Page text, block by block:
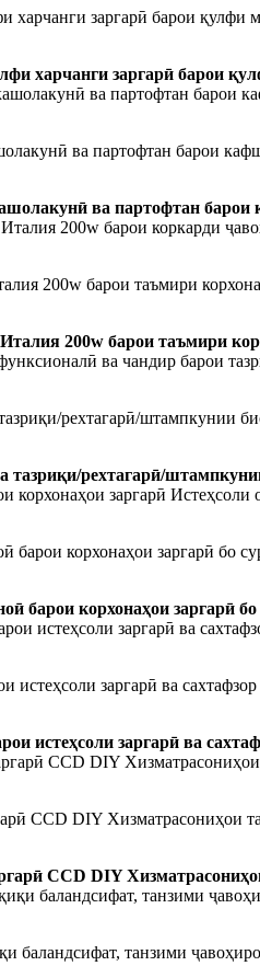
заргарӣ барои қулфи
харчанги заргарӣ барои
ва партофтан барои
ва партофтан барои
200w барои таъмири
200w барои таъмири
рехтагарӣ/штампкунии
тазриқи/рехтагарӣ/
барои корхонаҳои заргарӣ бо
барои корхонаҳои заргарӣ
истеҳсоли заргарӣ ва
истеҳсоли заргарӣ ва
CCD DIY Хизматрасониҳои
CCD DIY
баландсифат, танзими